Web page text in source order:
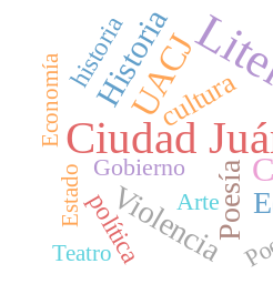
Ciudad
UACJ
Historia
Poesía
Violencia
cultura
política
historia
Arte
Gobierno
Teatro
Economía
Estado